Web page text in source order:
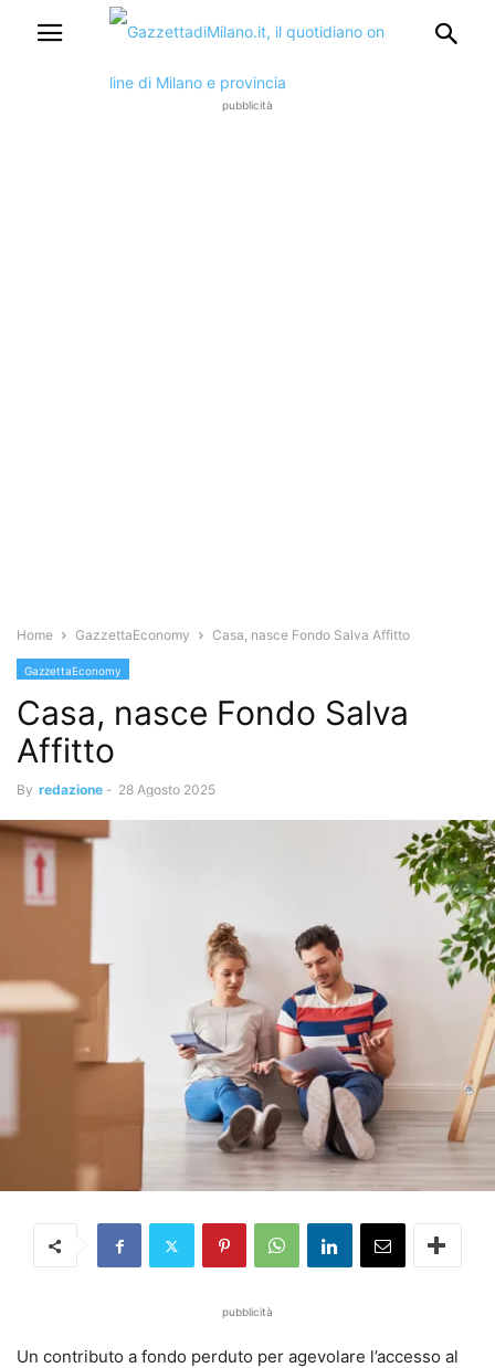
pubblicità
Home GazzettaEconomy Casa, nasce Fondo Salva Affitto
GazzettaEconomy
Casa, nasce Fondo Salva
Affitto
By redazione - 28 Agosto 2025
pubblicità
Un contributo a fondo perduto per agevolare l’accesso al